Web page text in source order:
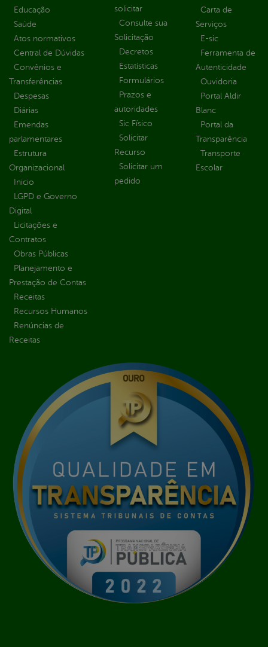
Educação
Saúde
Atos normativos
Central de Dúvidas
Convênios e
Transferências
Despesas
Diárias
Emendas
parlamentares
Estrutura
Organizacional
Inicio
LGPD e Governo
Digital
Licitações e
Contratos
Obras Públicas
Planejamento e
Prestação de Contas
Receitas
Recursos Humanos
Renúncias de
Receitas
solicitar
Consulte sua
Solicitação
Decretos
Estatísticas
Formulários
Prazos e
autoridades
Sic Físico
Solicitar
Recurso
Solicitar um
pedido
Carta de
Serviços
E-sic
Ferramenta de
Autenticidade
Ouvidoria
Portal Aldir
Blanc
Portal da
Transparência
Transporte
Escolar